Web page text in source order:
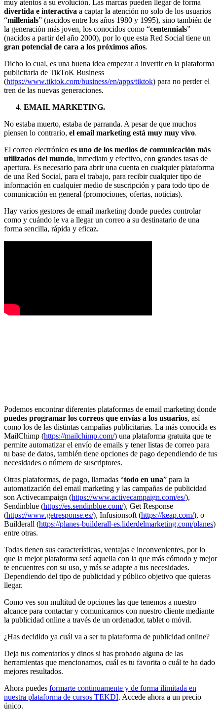
muy atentos a su evolución. Las marcas pueden llegar de forma
divertida e interactiva a captar la atención no solo de los usuarios
“millenials” (nacidos entre los años 1980 y 1995), sino también de
la generación más joven, los conocidos como “centennials”
(nacidos a partir del año 2000), por lo que esta Red Social tiene un
gran potencial de cara a los próximos años.
Dicho lo cual, es una buena idea empezar a invertir en la plataforma
publicitaria de TikToK Business
(https://www.tiktok.com/business/en/apps/tiktok) para no perder el
tren de las nuevas generaciones.
EMAIL MARKETING.
No estaba muerto, estaba de parranda. A pesar de que muchos
piensen lo contrario, el email marketing está muy muy vivo.
El correo electrónico es uno de los medios de comunicación más
utilizados del mundo, inmediato y efectivo, con grandes tasas de
apertura. Es necesario para abrir una cuenta en cualquier plataforma
de una Red Social, para el trabajo, para recibir cualquier tipo de
información en cualquier medio de suscripción y para todo tipo de
comunicación en general (promociones, ofertas, noticias).
Hay varios gestores de email marketing donde puedes controlar
como y cuándo le va a llegar un correo a su destinatario de una
forma sencilla, rápida y eficaz.
Podemos encontrar diferentes plataformas de email marketing donde
puedes programar los correos que envías a los usuarios, así
como los de las distintas campañas publicitarias. La más conocida es
MailChimp (https://mailchimp.com/) una plataforma gratuita que te
permite automatizar el envío de emails y tener listas de correo para
tu base de datos, también tiene opciones de pago dependiendo de tus
necesidades o número de suscriptores.
Otras plataformas, de pago, llamadas “todo en una” para la
automatización del email marketing y las campañas de publicidad
son Activecampaign (https://www.activecampaign.com/es/),
Sendinblue (https://es.sendinblue.com/), Get Response
(https://www.getresponse.es/), Infusionsoft (https://keap.com/), o
Builderall (https://planes-builderall-es.liderdelmarketing.com/planes)
entre otras.
Todas tienen sus características, ventajas e inconvenientes, por lo
que la mejor plataforma será aquella con la que más cómodo y mejor
te encuentres con su uso, y más se adapte a tus necesidades.
Dependiendo del tipo de publicidad y público objetivo que quieras
llegar.
Como ves son multitud de opciones las que tenemos a nuestro
alcance para contactar y comunicarnos con nuestro cliente mediante
la publicidad online a través de un ordenador, tablet o móvil.
¿Has decidido ya cuál va a ser tu plataforma de publicidad online?
Deja tus comentarios y dinos si has probado alguna de las
herramientas que mencionamos, cuál es tu favorita o cuál te ha dado
mejores resultados.
Ahora puedes formarte continuamente y de forma ilimitada en
nuestra plataforma de cursos TEKDI. Accede ahora a un precio
único.